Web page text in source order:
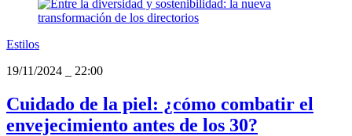
Estilos
19/11/2024
22:00
Cuidado de la piel: ¿cómo combatir el
envejecimiento antes de los 30?